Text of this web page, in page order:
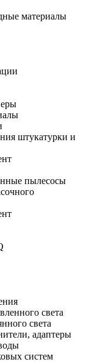
материалы
штукатурки и
пылесосы
света
света
адаптеры
систем